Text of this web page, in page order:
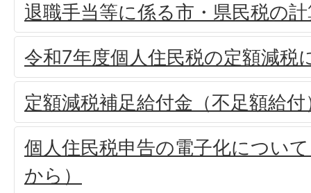
退職手当等に係る市・県民税の
令和7年度個人住民税の定額減税
定額減税補足給付金（不足額給付
個人住民税申告の電子化につい
から）